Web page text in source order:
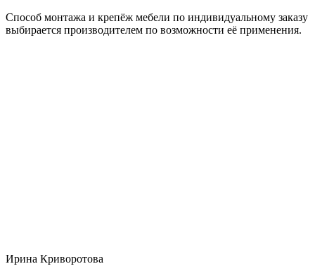
Способ монтажа и крепёж мебели по индивидуальному заказу
выбирается производителем по возможности её применения.
Ирина Криворотова